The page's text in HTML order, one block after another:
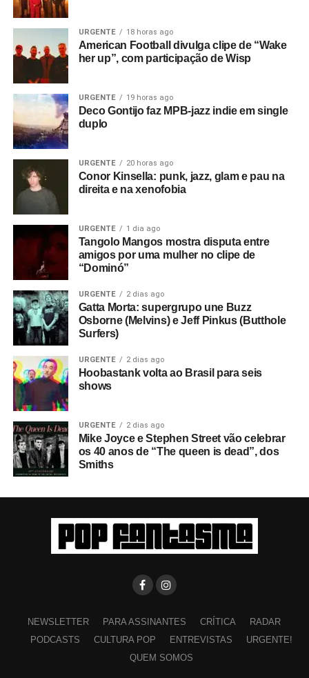
URGENTE 18 horas ago
American Football divulga clipe de “Wake
her up”, com participação de Wisp
URGENTE 19 horas ago
Deco Gontijo faz MPB-jazz indie em single
duplo
URGENTE 20 horas ago
Conor Kinsella: punk, jazz, glam e pau na
direita e na xenofobia
URGENTE 1 dia ago
Tangolo Mangos mostra disputa entre
amigos por uma mulher no clipe de
“Dominó”
URGENTE 2 dias ago
Gatta Morta: supergrupo une Buzz
Osborne (Melvins) e Jeff Pinkus (Butthole
Surfers)
URGENTE 2 dias ago
Hoobastank volta ao Brasil para seis
shows
URGENTE 2 dias ago
Mike Joyce e Stephen Street vão celebrar
os 40 anos de “The queen is dead”, dos
Smiths
NEWSLETTER PARA ASSINANTES CRÍTICA
RADAR
PODCASTS
CULTURA POP ENTREVISTAS
URGENTE!
QUEM SOMOS